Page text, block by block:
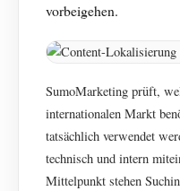
vorbeigehen.
SumoMarketing prüft,
internationalen Markt
tatsächlich verwendet
technisch und intern
Mittelpunkt stehen